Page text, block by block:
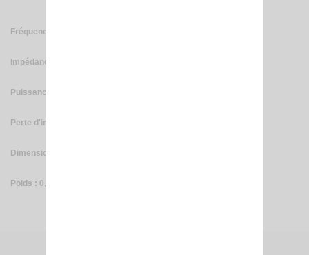
Fréquence : 0 / 500 Mhz
Impédance : 50 Ohm
Puissance max : 2 KW SSB
Perte d'insertion : 0,2 dB à 500 Mhz
Dimension : 110*110*65 mm
Poids : 0,35 Kg